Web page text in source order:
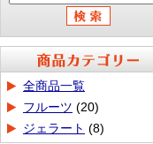
商品カテゴリ
全商品一覧
フルーツ (20)
ジェラート (8)